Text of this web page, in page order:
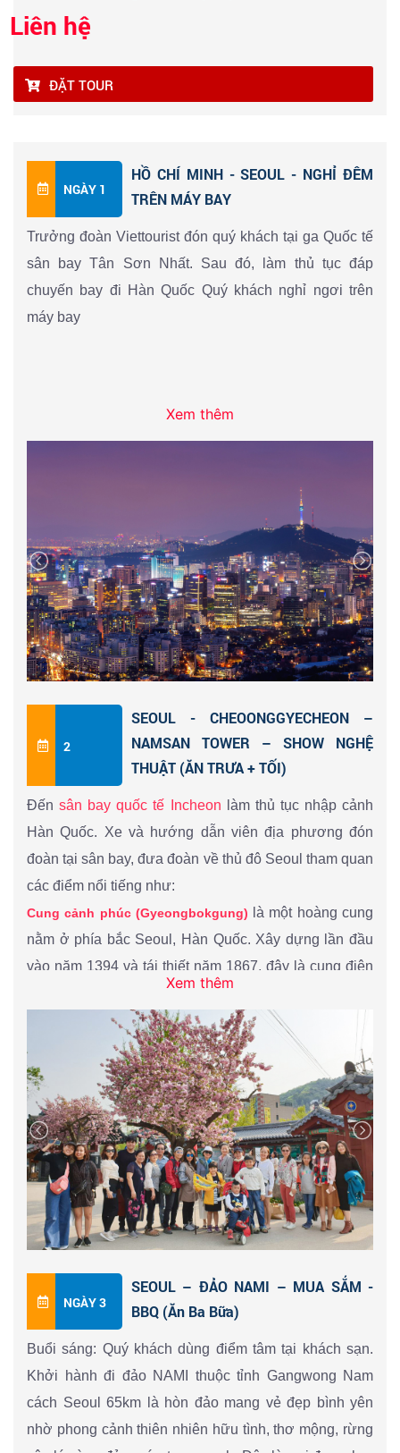
Liên hệ
ĐẶT TOUR
NGÀY 1
HỒ CHÍ MINH - SEOUL - NGHỈ ĐÊM
TRÊN MÁY BAY
Trưởng đoàn Viettourist đón quý khách tại ga Quốc tế
sân bay Tân Sơn Nhất. Sau đó, làm thủ tục đáp
chuyến bay đi Hàn Quốc Quý khách nghỉ ngơi trên
máy bay
Xem thêm
2
SEOUL - CHEOONGGYECHEON –
NAMSAN TOWER – SHOW NGHỆ
THUẬT (ĂN TRƯA + TỐI)
Đếnsân bay quốc tế Incheon làm thủ tục nhập cảnh
Hàn Quốc. Xe và hướng dẫn viên địa phương đón
đoàn tại sân bay, đưa đoàn về thủ đô Seoul tham quan
các điểm nổi tiếng như:
Cung cảnh phúc (Gyeongbokgung) là một hoàng cung
nằm ở phía bắc Seoul, Hàn Quốc. Xây dựng lần đầu
vào năm 1394 và tái thiết năm 1867, đây là cung điện
chính và lớn nhất trong năm cung điện của triều đại
Cung Cảnh Phúc được khởi công năm 1394 dưới thời
Triều Tiên Thái Tổ. Khai quốc công thần Trịnh Đạo
Truyền được vinh dự đặt tên và chọn "Cảnh Phúc".
Dưới hai triều kế tiếp Thái Tông và Thế Tông cung
Cảnh Phúc càng được tô điểm và nới rộng. Năm 1553
cung bị hỏa hoạn, cháy mất một phần nhưng được
vua Minh Tông cho sửa chữa.
Cung Cảnh Phúc thu hút du khách không hẳn vì quy
uyển có tiếng là đẹp. Dân thủ đô Seoul thường lui tới
đây thỏa mắt ngắm cảnh và thả trí nghỉ ngơi.
Dinh Tổng thống (Blue House)
-nơi Tổng thống Hàn
Quốc đang sinh sống và làm việc.
Viện bảo tàng quốc gia
Là bảo tàng quốc gia duy
nhất về văn hóa dân gian, trưng bày khoảng 113.343
hiện vật về đời sống văn hóa.
Xem thêm
NGÀY 3
SEOUL – ĐẢO NAMI – MUA SẮM -
BBQ (Ăn Ba Bữa)
Buổi sáng: Quý khách dùng điểm tâm tại khách sạn.
Khởi hành đi đảo NAMI thuộc tỉnh Gangwong Nam
cách Seoul 65km là hòn đảo mang vẻ đẹp bình yên
nhờ phong cảnh thiên nhiên hữu tình, thơ mộng, rừng